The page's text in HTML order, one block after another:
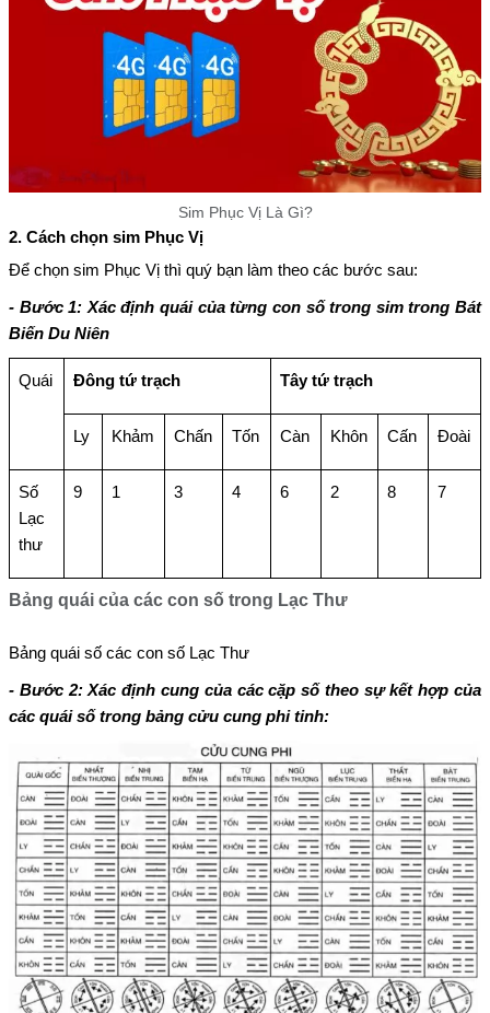
Sim Phục Vị Là Gì?
2. Cách chọn sim Phục Vị
Để chọn sim Phục Vị thì quý bạn làm theo các bước sau:
- Bước 1: Xác định quái của từng con số trong sim trong Bát
Biến Du Niên
Bảng quái của các con số trong Lạc Thư
Quái Đông tứ trạch Tây tứ trạch
Ly Khảm Chấn Tốn Càn Khôn Cấn Đoài
Số
Lạc
thư
9 1 3 4 6 2 8 7
Bảng quái số các con số Lạc Thư
- Bước 2: Xác định cung của các cặp số theo sự kết hợp của
các quái số trong bảng cửu cung phi tinh: